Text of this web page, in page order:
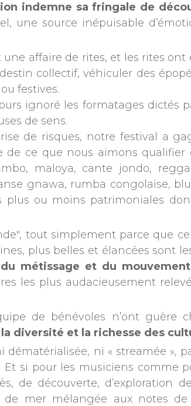
indemne sa fringale de
une source inépuisable
affaire de rites, et les rites
collectif, véhiculer des
festives.
ignoré les formatages dictés
de sens.
de risques, notre festival a
ce que nous aimons qualifier
maloya, cante jondo,
gnawa, rumba congolaise,
plus ou moins patrimoniales
tout simplement parce que
plus belles et élancées sont
métissage et du
les plus audacieusement
de bénévoles n’ont guère
diversité et la richesse des
ni « streamée »,
si pour les musiciens comme
de découverte, d’exploration
de mer mélangée aux notes